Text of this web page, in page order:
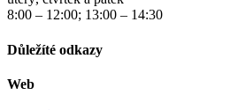
8:00 – 12:00; 13:00 – 14:30
Důležíté odkazy
Web